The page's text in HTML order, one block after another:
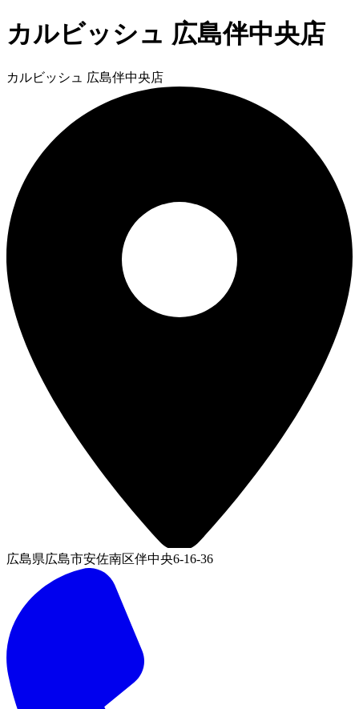
カルビッシュ 広島伴中央店
カルビッシュ 広島伴中央店
広島県広島市安佐南区伴中央6-16-36